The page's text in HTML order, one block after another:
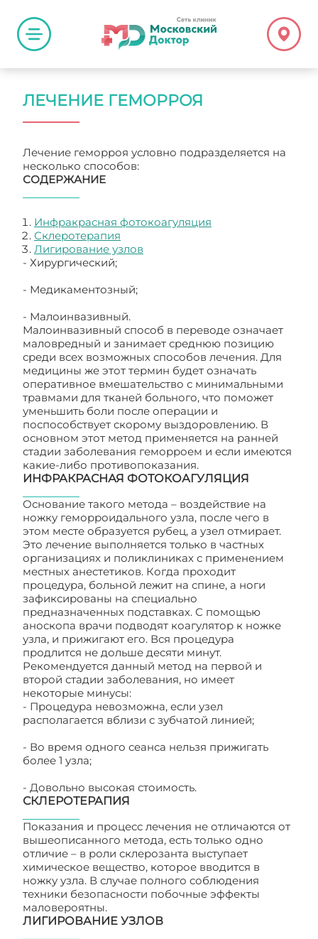
ЛЕЧЕНИЕ ГЕМОРРОЯ
Лечение геморроя условно подразделяется на
несколько способов:
СОДЕРЖАНИЕ
Инфракрасная фотокоагуляция
Склеротерапия
Лигирование узлов
- Хирургический;
- Медикаментозный;
- Малоинвазивный.
Малоинвазивный способ в переводе означает
маловредный и занимает среднюю позицию
среди всех возможных способов лечения. Для
медицины же этот термин будет означать
оперативное вмешательство с минимальными
травмами для тканей больного, что поможет
уменьшить боли после операции и
поспособствует скорому выздоровлению. В
основном этот метод применяется на ранней
стадии заболевания геморроем и если имеются
какие-либо противопоказания.
ИНФРАКРАСНАЯ ФОТОКОАГУЛЯЦИЯ
Основание такого метода – воздействие на
ножку геморроидального узла, после чего в
этом месте образуется рубец, а узел отмирает.
Это лечение выполняется только в частных
организациях и поликлиниках с применением
местных анестетиков. Когда проходит
процедура, больной лежит на спине, а ноги
зафиксированы на специально
предназначенных подставках. С помощью
аноскопа врачи подводят коагулятор к ножке
узла, и прижигают его. Вся процедура
продлится не дольше десяти минут.
Рекомендуется данный метод на первой и
второй стадии заболевания, но имеет
некоторые минусы:
- Процедура невозможна, если узел
располагается вблизи с зубчатой линией;
- Во время одного сеанса нельзя прижигать
более 1 узла;
- Довольно высокая стоимость.
СКЛЕРОТЕРАПИЯ
Показания и процесс лечения не отличаются от
вышеописанного метода, есть только одно
отличие – в роли склерозанта выступает
химическое вещество, которое вводится в
ножку узла. В случае полного соблюдения
техники безопасности побочные эффекты
маловероятны.
ЛИГИРОВАНИЕ УЗЛОВ